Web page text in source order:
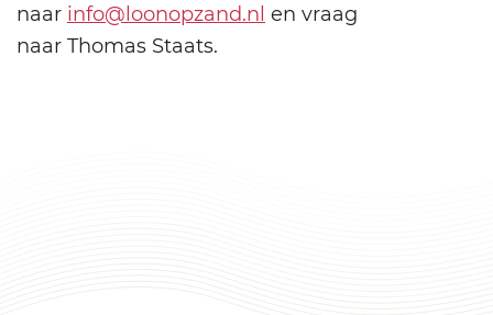
naar info@loonopzand.nl en vraag
naar Thomas Staats.